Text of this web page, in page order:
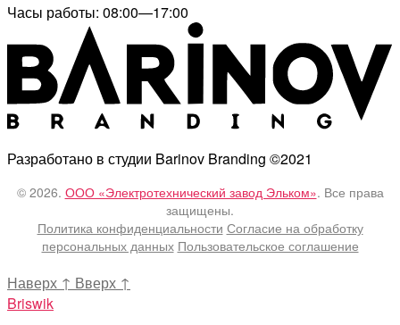
Часы работы: 08:00—17:00
Разработано в студии Barinov Branding ©2021
© 2026. ООО «Электротехнический завод Эльком». Все права
защищены.
Политика конфиденциальности Согласие на обработку
персональных данных Пользовательское соглашение
Наверх ↑ Вверх ↑
Briswik